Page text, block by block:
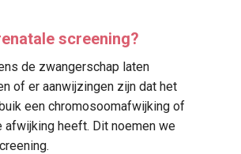
screening?
de zwangerschap laten
of er aanwijzingen zijn dat het
een chromosoomafwijking of
afwijking heeft. Dit noemen we